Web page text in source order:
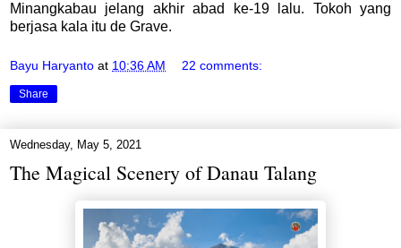
Minangkabau jelang akhir abad ke-19 lalu. Tokoh yang
berjasa kala itu de Grave.
Bayu Haryanto at 10:36 AM 22 comments:
Share
Wednesday, May 5, 2021
The Magical Scenery of Danau Talang